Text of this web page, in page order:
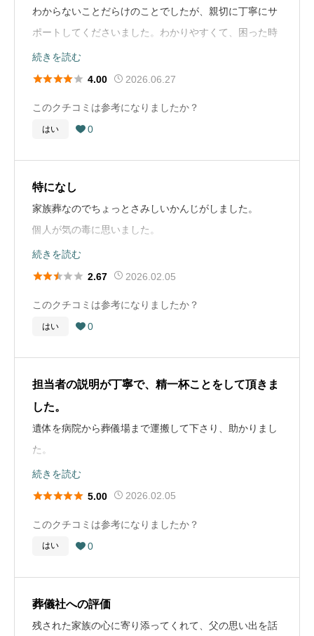
生前からあらかじめ選んでおくとよい。生前相談を各所
お布施や戒名に関するコメント
戒名はお寺の方で決めていただいた。故人のイメージに
お墓に関するコメント
今回はお墓に入居させたが、ゆくゆくは自分が墓守とし
て今後どうしていくか判断していきたいと考えている。
お葬式の概要
葬儀の年
葬儀の場所 鹿児島県姶良市
葬儀の種類 家族葬
葬儀の料金
わからないことだらけのことでしたが、親切に丁寧にサ
ポートしてくださいました。わかりやすくて、困った時
は、すぐに教えてくださいました。とても、心強かった
です。
という流れですすめてもらいました。打ち合わせは、そ
の都度、間でありました。
めします。
忌、3回忌と続くのでお布施の用意は前もって用意して
いきたいと思います。
お墓に関するコメント
お墓はなく、仏壇は用意しました。お骨は、仏壇に置い
てあります。今後もお墓については、考えていません。
葬儀の種類 家族葬
続きを読む
 4.00 2026.06.27
このクチコミは参考になりましたか？
はい  0
特になし
家族葬なのでちょっとさみしいかんじがしました。
個人が気の毒に思いました。
参列者も少なかったので少し寂しかった
病院でなくなり 個人の妻が葬儀場に連絡をおこなった。
ち時間も長かった。
お布施や戒名に関するコメント
お布施はよくわからないのですが葬儀会社に相場を教え
てもらい自分が納得した上で支払いをしたいとおもいま
お墓に関するコメント
お墓はあるのでそこに入りたいとかんがえてます。 子供
続きを読む
 2.67 2026.02.05
このクチコミは参考になりましたか？
はい  0
担当者の説明が丁寧で、精一杯ことをして頂きま
した。
遺体を病院から葬儀場まで運搬して下さり、助かりまし
た。
館内は改装後で清潔感があり、遺体の保全に尽くしてく
ださいました。
葬儀の流れ
入院時点で葬儀の会社に事前相談はしておりました。病
続きを読む
 5.00 2026.02.05
このクチコミは参考になりましたか？
はい  0
葬儀社への評価
残された家族の心に寄り添ってくれて、父の思い出を話